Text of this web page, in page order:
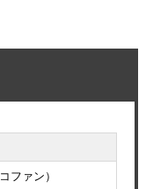
ファン）